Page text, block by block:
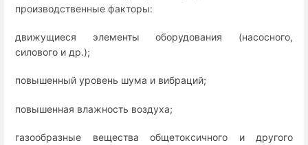
производственные факторы:
движущиеся элементы оборудования (насосного,
силового и др.);
повышенный уровень шума и вибраций;
повышенная влажность воздуха;
газообразные вещества общетоксичного и другого